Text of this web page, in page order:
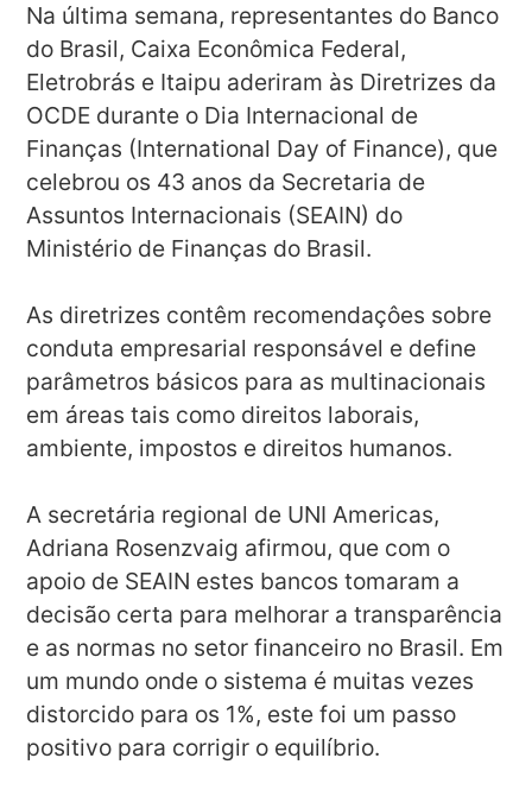
Na última semana, representantes do Banco
do Brasil, Caixa Econômica Federal,
Eletrobrás e Itaipu aderiram às Diretrizes da
OCDE durante o Dia Internacional de
Finanças (International Day of Finance), que
celebrou os 43 anos da Secretaria de
Assuntos Internacionais (SEAIN) do
Ministério de Finanças do Brasil.
As diretrizes contêm recomendaçôes sobre
conduta empresarial responsável e define
parâmetros básicos para as multinacionais
em áreas tais como direitos laborais,
ambiente, impostos e direitos humanos.
A secretária regional de UNI Americas,
Adriana Rosenzvaig afirmou, que com o
apoio de SEAIN estes bancos tomaram a
decisão certa para melhorar a transparência
e as normas no setor financeiro no Brasil. Em
um mundo onde o sistema é muitas vezes
distorcido para os 1%, este foi um passo
positivo para corrigir o equilíbrio.